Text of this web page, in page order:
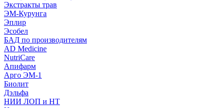
Экстракты трав
ЭМ-Курунга
Эплир
Эсобел
БАД по производителям
AD Medicine
NutriCare
Апифарм
Арго ЭМ-1
Биолит
Дэльфа
НИИ ЛОП и НТ